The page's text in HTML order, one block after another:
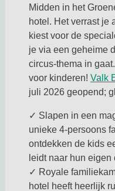
Midden in het
hotel. Het verrast je
kiest voor de
je via een geheime
circus-thema in
voor kinderen! Valk
juli 2026 geopend;
✓ Slapen in een
unieke 4-persoons
ontdekken de kids
leidt naar hun eigen
✓ Royale
hotel heeft heerlijk